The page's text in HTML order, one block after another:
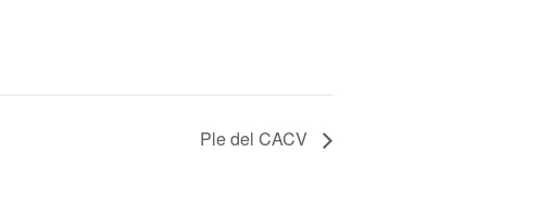
Ple del CACV